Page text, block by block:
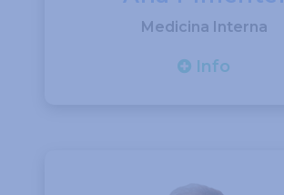
Medicina Interna
Info